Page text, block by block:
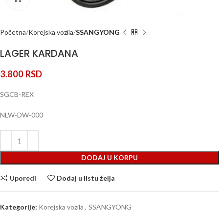
Početna Korejska vozila SSANGYONG
LAGER KARDANA
3.800 RSD
SGCB-REX
NLW-DW-000
DODAJ U KORPU
Uporedi Dodaj u listu želja
Kategorije: Korejska vozila, SSANGYONG